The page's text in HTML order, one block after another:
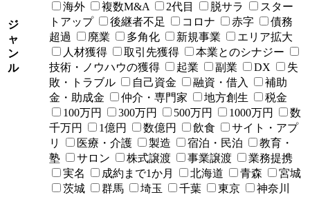
ジ
ャ
ン
ル
海外
複数M&A 2代目 脱サラ
スター
トアップ
後継者不足 コロナ 赤字
債務
超過
廃業 多角化 新規事業
エリア拡大
人材獲得
取引先獲得
本業とのシナジー
技術・ノウハウの獲得
起業 副業 DX
失
敗・トラブル
自己資金 融資・借入
補助
金・助成金
仲介・専門家 地方創生
税金
100万円
300万円 500万円 1000万円
数
千万円
1億円 数億円 飲食
サイト・アプ
リ
医療・介護 製造 宿泊・民泊
教育・
塾
サロン 株式譲渡 事業譲渡
業務提携
実名
成約まで1か月 北海道 青森
宮城
茨城
群馬 埼玉 千葉 東京
神奈川